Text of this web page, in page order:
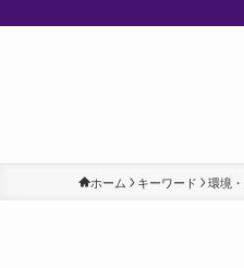
ホーム キーワード 環境